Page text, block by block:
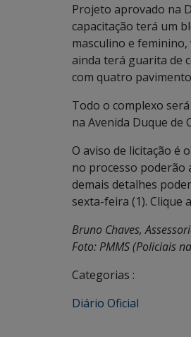
Projeto aprovado na
capacitação terá um
masculino e
ainda terá guarita de
com quatro
Todo o complexo
na Avenida Duque de
O aviso de licitação é
no processo poderão
demais detalhes
sexta-feira (1). Clique
Bruno Chaves,
Foto: PMMS (Policiais
Categorias :
Diário Oficial